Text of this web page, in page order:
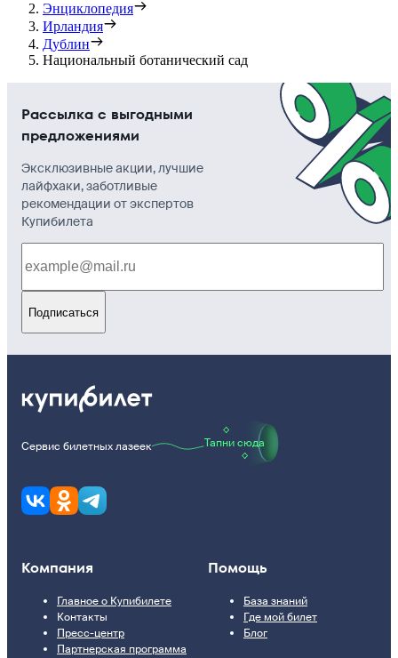
Энциклопедия
Ирландия
Дублин
Национальный ботанический сад
Рассылка с выгодными
предложениями
Эксклюзивные акции, лучшие
лайфхаки, заботливые
рекомендации от экспертов
Купибилета
Подписаться
Сервис билетных лазеек Тапни сюда
Компания
Главное о Купибилете
Контакты
Пресс-центр
Партнерская программа
Помощь
База знаний
Где мой билет
Блог